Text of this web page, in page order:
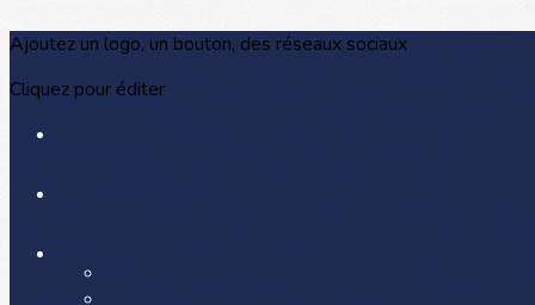
Ajoutez un logo, un bouton, des réseaux sociaux
Cliquez pour éditer